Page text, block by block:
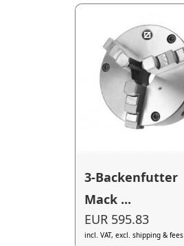
3-Backenfutter
Mack ...
EUR 595.83
incl. VAT, excl. shipping & fees